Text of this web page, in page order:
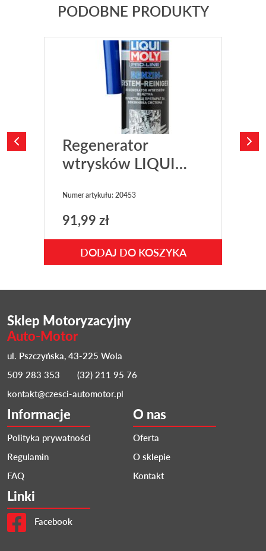
PODOBNE PRODUKTY
Regenerator
wtrysków LIQUI
BENZIN SYSTEM-
REINIGER
Numer artykułu: 20453
91,99zł
DODAJ DO KOSZYKA
Sklep Motoryzacyjny
Auto-Motor
ul. Pszczyńska, 43-225 Wola
509 283 353
(32) 211 95 76
kontakt@czesci-automotor.pl
Informacje
Polityka prywatności
Regulamin
FAQ
O nas
Oferta
O sklepie
Kontakt
Linki
Facebook